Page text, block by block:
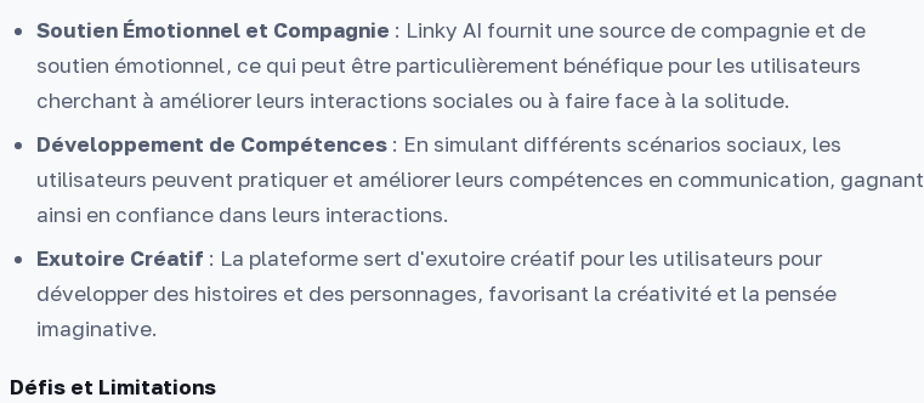
Soutien Émotionnel et Compagnie : Linky AI fournit une source de compagnie et de
soutien émotionnel, ce qui peut être particulièrement bénéfique pour les utilisateurs
cherchant à améliorer leurs interactions sociales ou à faire face à la solitude.
Développement de Compétences : En simulant différents scénarios sociaux, les
utilisateurs peuvent pratiquer et améliorer leurs compétences en communication, gagnant
ainsi en confiance dans leurs interactions.
Exutoire Créatif : La plateforme sert d'exutoire créatif pour les utilisateurs pour
développer des histoires et des personnages, favorisant la créativité et la pensée
imaginative.
Défis et Limitations